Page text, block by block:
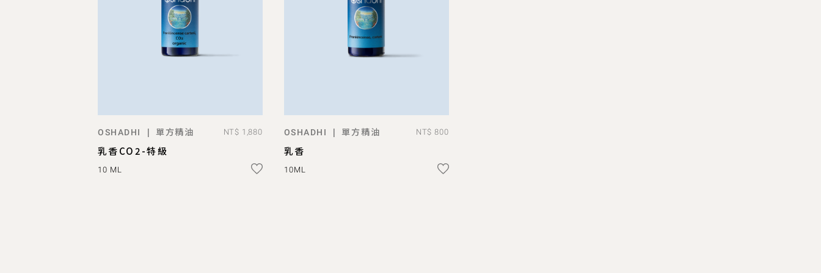
ADD TO BAG
OSHADHI | 單方精油 NT$ 1,880
乳香CO2-特級
10 ML
ADD TO BAG
OSHADHI | 單方精油 NT$ 800
乳香
10ML